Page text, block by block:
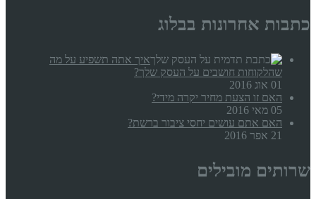
כתבות אחרונות בבלוג
איך אתה תשפיע על מה
שהלקוחות חושבים על העסק שלך?
01 אוג 2016
האם זו הצעת מחיר יקרה מידי?
05 מאי 2016
האם אתם עושים יחסי ציבור ברשת?
21 אפר 2016
שרותים מובילים